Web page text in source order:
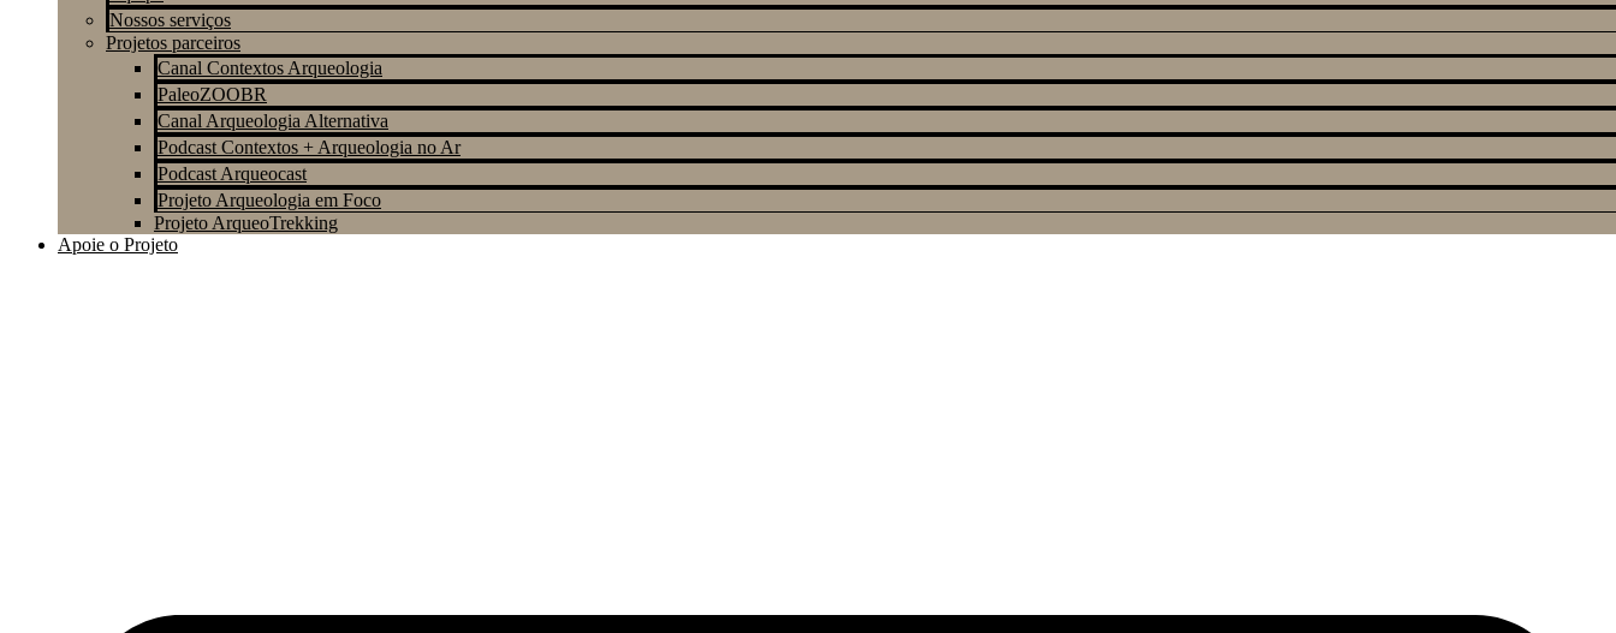
Nossos serviços
Projetos parceiros
Canal Contextos Arqueologia
PaleoZOOBR
Canal Arqueologia Alternativa
Podcast Contextos + Arqueologia no Ar
Podcast Arqueocast
Projeto Arqueologia em Foco
Projeto ArqueoTrekking
Apoie o Projeto